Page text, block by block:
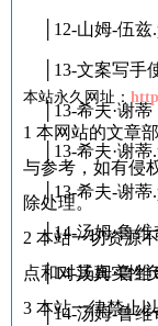
│12-山姆-伍兹
│13-文案写手
│13-希夫·谢
│13-希夫·谢蒂
│13-希夫-谢蒂
│14-汤姆·鲁
│14-汤姆·鲁维
│14-汤姆-鲁维
本站永久网址：
1 本网站的文章
与参考，如有侵
除处理。
2 本站一切资源
点和对其真实性
3 本站一律禁止